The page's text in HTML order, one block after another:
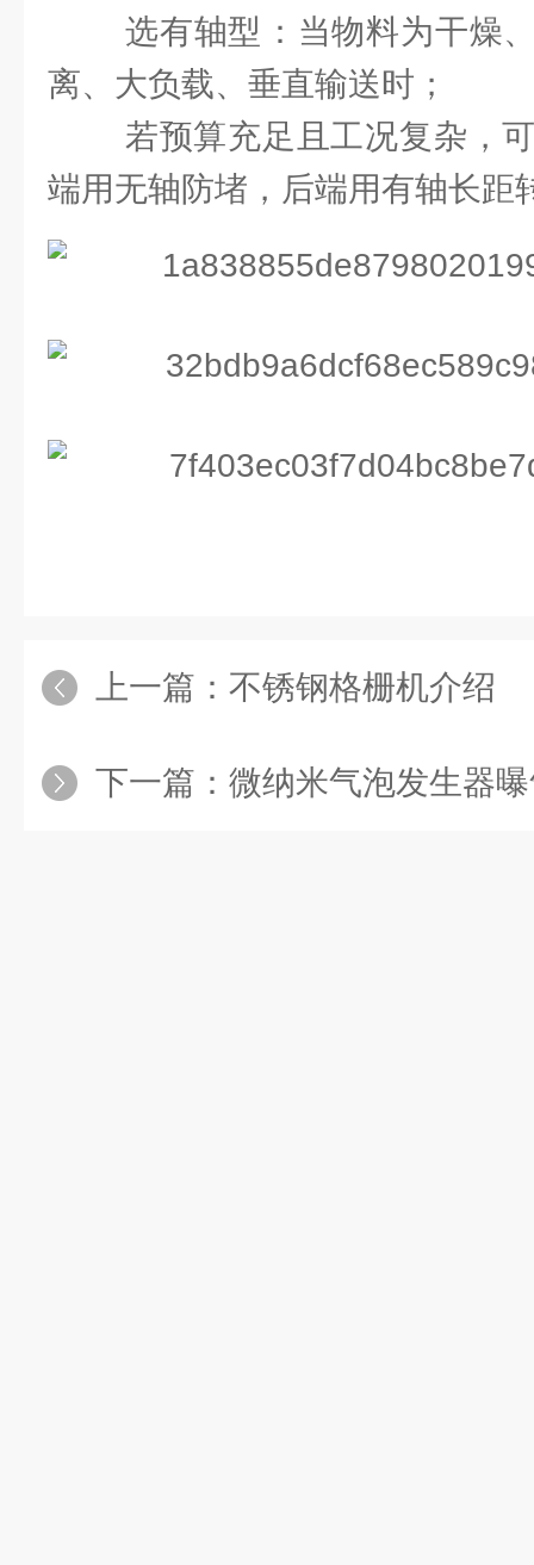
选有轴型‌：当物料为‌干燥
离、大负载、垂直输送‌时；
若预算充足且工况复杂，
端用无轴防堵，后端用有轴长距
上一篇： 不锈钢格栅机介绍
下一篇： 微纳米气泡发生器